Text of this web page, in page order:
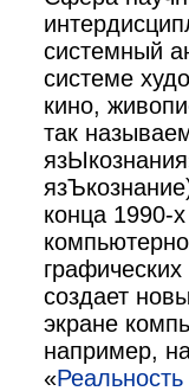
системный
системе
кино,
так
конца 1990-
создает
экране
например,
«